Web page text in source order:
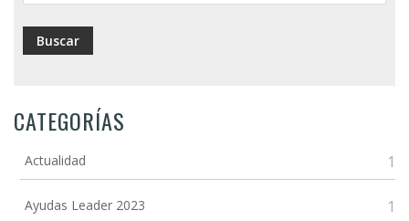
CATEGORÍAS
Actualidad 1
Ayudas Leader 2023 1